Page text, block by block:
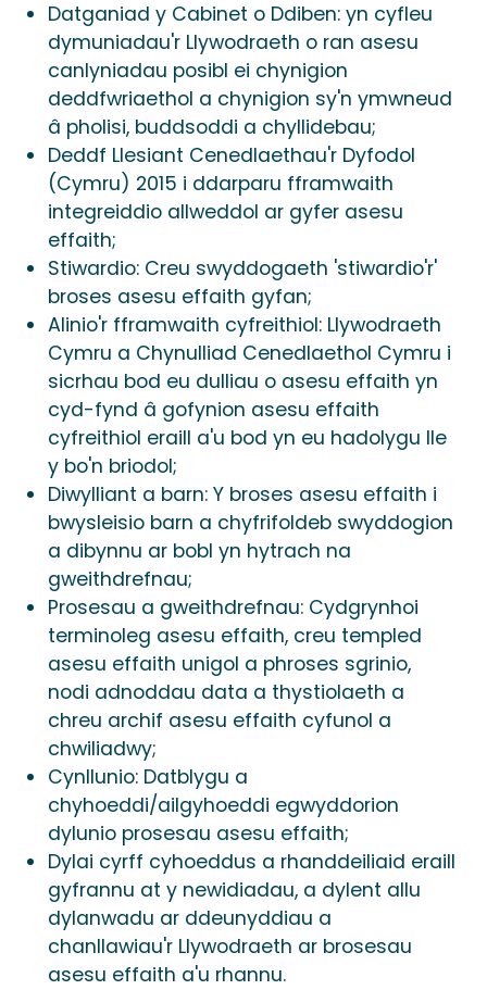
Datganiad y Cabinet o Ddiben: yn cyfleu
dymuniadau'r Llywodraeth o ran asesu
canlyniadau posibl ei chynigion
deddfwriaethol a chynigion sy'n ymwneud
â pholisi, buddsoddi a chyllidebau;
Deddf Llesiant Cenedlaethau'r Dyfodol
(Cymru) 2015 i ddarparu fframwaith
integreiddio allweddol ar gyfer asesu
effaith;
Stiwardio: Creu swyddogaeth 'stiwardio'r'
broses asesu effaith gyfan;
Alinio'r fframwaith cyfreithiol: Llywodraeth
Cymru a Chynulliad Cenedlaethol Cymru i
sicrhau bod eu dulliau o asesu effaith yn
cyd-fynd â gofynion asesu effaith
cyfreithiol eraill a'u bod yn eu hadolygu lle
y bo'n briodol;
Diwylliant a barn: Y broses asesu effaith i
bwysleisio barn a chyfrifoldeb swyddogion
a dibynnu ar bobl yn hytrach na
gweithdrefnau;
Prosesau a gweithdrefnau: Cydgrynhoi
terminoleg asesu effaith, creu templed
asesu effaith unigol a phroses sgrinio,
nodi adnoddau data a thystiolaeth a
chreu archif asesu effaith cyfunol a
chwiliadwy;
Cynllunio: Datblygu a
chyhoeddi/ailgyhoeddi egwyddorion
dylunio prosesau asesu effaith;
Dylai cyrff cyhoeddus a rhanddeiliaid eraill
gyfrannu at y newidiadau, a dylent allu
dylanwadu ar ddeunyddiau a
chanllawiau'r Llywodraeth ar brosesau
asesu effaith a'u rhannu.